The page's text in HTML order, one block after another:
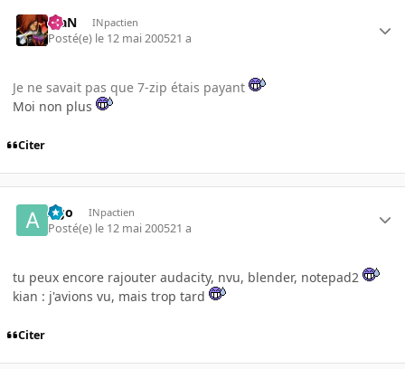
KiaN INpactien
Posté(e) le 12 mai 200521 a
Je ne savait pas que 7-zip étais payant
Moi non plus
Citer
Ago INpactien
Posté(e) le 12 mai 200521 a
tu peux encore rajouter audacity, nvu, blender, notepad2
kian : j'avions vu, mais trop tard
Citer